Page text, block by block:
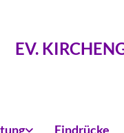
EV.
Eindrücke